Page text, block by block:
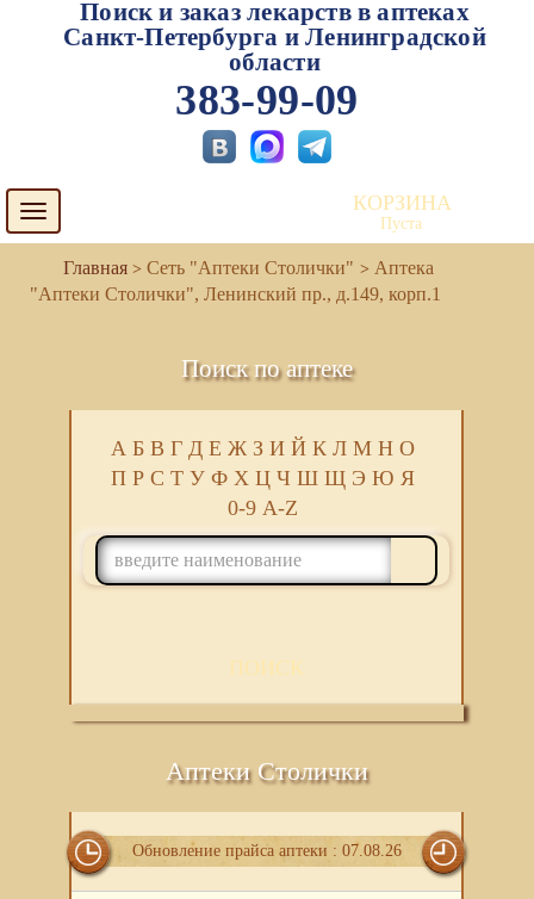
Поиск и заказ лекарств в аптеках
Санкт-Петербурга и Ленинградской
области
383-99-09
Toggle
navigation
КОРЗИНА
Пуста
Сеть "Аптеки Столички"
Аптека
"Аптеки Столички", Ленинский пр., д.149, корп.1
Поиск по аптеке
А Б В Г Д Е Ж З И Й К Л М Н О
П Р С Т У Ф Х Ц Ч Ш Щ Э Ю Я
0-9 A-Z
ПОИСК
Аптеки Столички
Обновление прайса аптеки : 07.08.26